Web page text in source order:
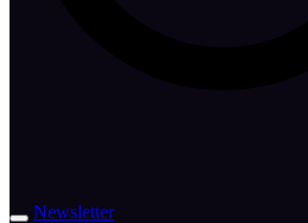
Newsletter